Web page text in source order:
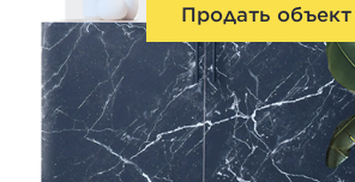
Продать объект